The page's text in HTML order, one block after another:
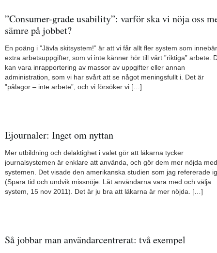
”Consumer-grade usability”: varför ska vi nöja oss
sämre på jobbet?
En poäng i ”Jävla skitsystem!” är att vi får allt fler system som innebär
extra arbetsuppgifter, som vi inte känner hör till vårt ”riktiga” arbete.
kan vara inrapportering av massor av uppgifter eller annan
administration, som vi har svårt att se något meningsfullt i. Det är
”pålagor – inte arbete”, och vi försöker vi […]
Ejournaler: Inget om nyttan
Mer utbildning och delaktighet i valet gör att läkarna tycker
journalsystemen är enklare att använda, och gör dem mer nöjda med
systemen. Det visade den amerikanska studien som jag refererade
(Spara tid och undvik missnöje: Låt användarna vara med och välja
system, 15 nov 2011). Det är ju bra att läkarna är mer nöjda. […]
Så jobbar man användarcentrerat: två exempel